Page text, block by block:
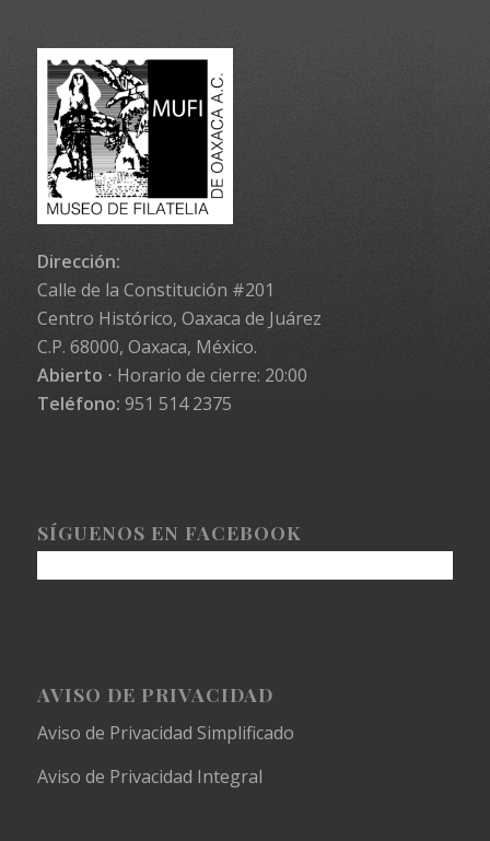
Dirección:
Calle de la Constitución #201
Centro Histórico, Oaxaca de Juárez
C.P. 68000, Oaxaca, México.
Abierto ⋅ Horario de cierre: 20:00
Teléfono: 951 514 2375
SÍGUENOS EN FACEBOOK
AVISO DE PRIVACIDAD
Aviso de Privacidad Simplificado
Aviso de Privacidad Integral